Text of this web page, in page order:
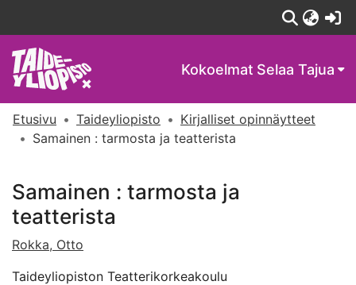
Kokoelmat Selaa Tajua
Etusivu Taideyliopisto
Kirjalliset opinnäytteet
Samainen : tarmosta ja teatterista
Samainen : tarmosta ja
teatterista
Rokka, Otto
Taideyliopiston Teatterikorkeakoulu